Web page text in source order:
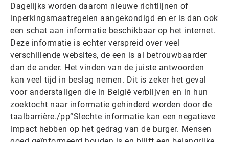
Dagelijks worden daarom nieuwe richtlijnen of
inperkingsmaatregelen aangekondigd en er is dan ook
een schat aan informatie beschikbaar op het internet.
Deze informatie is echter verspreid over veel
verschillende websites, de een is al betrouwbaarder
dan de ander. Het vinden van de juiste antwoorden
kan veel tijd in beslag nemen. Dit is zeker het geval
voor anderstaligen die in België verblijven en in hun
zoektocht naar informatie gehinderd worden door de
taalbarrière./pp“Slechte informatie kan een negatieve
impact hebben op het gedrag van de burger. Mensen